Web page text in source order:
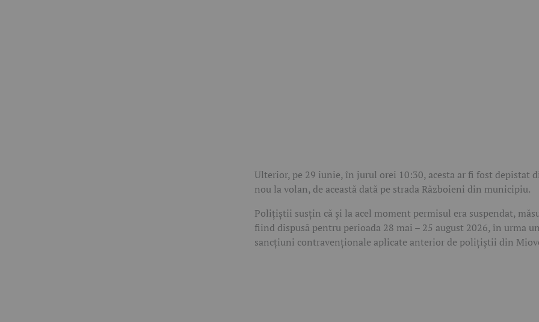
Ulterior, pe 29 iunie, în jurul orei 10:30, acesta ar fi fost depistat
nou la volan, de această dată pe strada Războieni din municipiu.
Polițiștii susțin că și la acel moment permisul era suspendat,
fiind dispusă pentru perioada 28 mai – 25 august 2026, în urma
sancțiuni contravenționale aplicate anterior de polițiștii din